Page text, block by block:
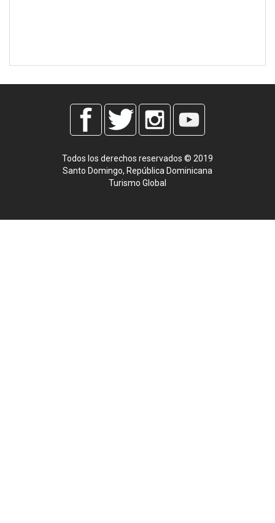
Todos los derechos reservados © 2019
Santo Domingo, República Dominicana
Turismo Global